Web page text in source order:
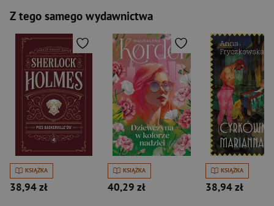
Z tego samego wydawnictwa
KSIĄŻKA
38,94 zł
KSIĄŻKA
40,29 zł
KSIĄŻKA
38,94 zł